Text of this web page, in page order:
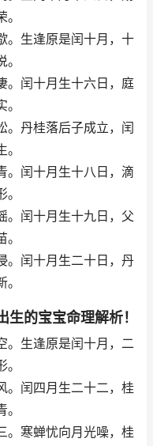
。生逢原是闰十月，十
。闰十月生十六日，庭
。丹桂落后子成立，闰
。闰十月生十八日，滴
。闰十月生十九日，父
。闰十月生二十日，丹
的宝宝命理解析！
。生逢原是闰十月，二
。闰四月生二十二，桂
。寒蝉忧向月光噪，桂